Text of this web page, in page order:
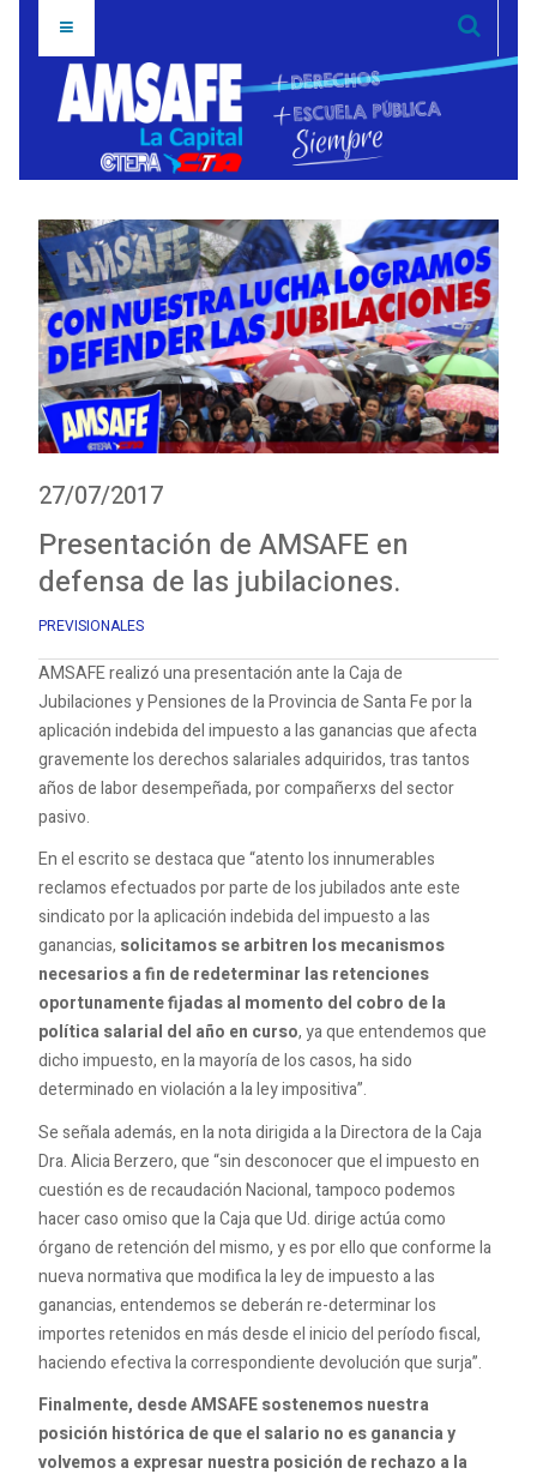
27/07/2017
Presentación de AMSAFE en
defensa de las jubilaciones.
PREVISIONALES
AMSAFE realizó una presentación ante la Caja de
Jubilaciones y Pensiones de la Provincia de Santa Fe por la
aplicación indebida del impuesto a las ganancias que afecta
gravemente los derechos salariales adquiridos, tras tantos
años de labor desempeñada, por compañerxs del sector
pasivo.
En el escrito se destaca que “atento los innumerables
reclamos efectuados por parte de los jubilados ante este
sindicato por la aplicación indebida del impuesto a las
ganancias, solicitamos se arbitren los mecanismos
necesarios a fin de redeterminar las retenciones
oportunamente fijadas al momento del cobro de la
política salarial del año en curso, ya que entendemos que
dicho impuesto, en la mayoría de los casos, ha sido
determinado en violación a la ley impositiva”.
Se señala además, en la nota dirigida a la Directora de la Caja
Dra. Alicia Berzero, que “sin desconocer que el impuesto en
cuestión es de recaudación Nacional, tampoco podemos
hacer caso omiso que la Caja que Ud. dirige actúa como
órgano de retención del mismo, y es por ello que conforme la
nueva normativa que modifica la ley de impuesto a las
ganancias, entendemos se deberán re-determinar los
importes retenidos en más desde el inicio del período fiscal,
haciendo efectiva la correspondiente devolución que surja”.
Finalmente, desde AMSAFE sostenemos nuestra
posición histórica de que el salario no es ganancia y
volvemos a expresar nuestra posición de rechazo a la